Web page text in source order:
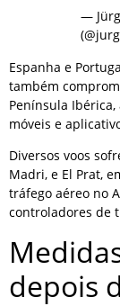
—
Espanha e
também
Península
móveis e
Diversos voos
Madri, e El Prat,
tráfego aéreo no
controladores de
depois